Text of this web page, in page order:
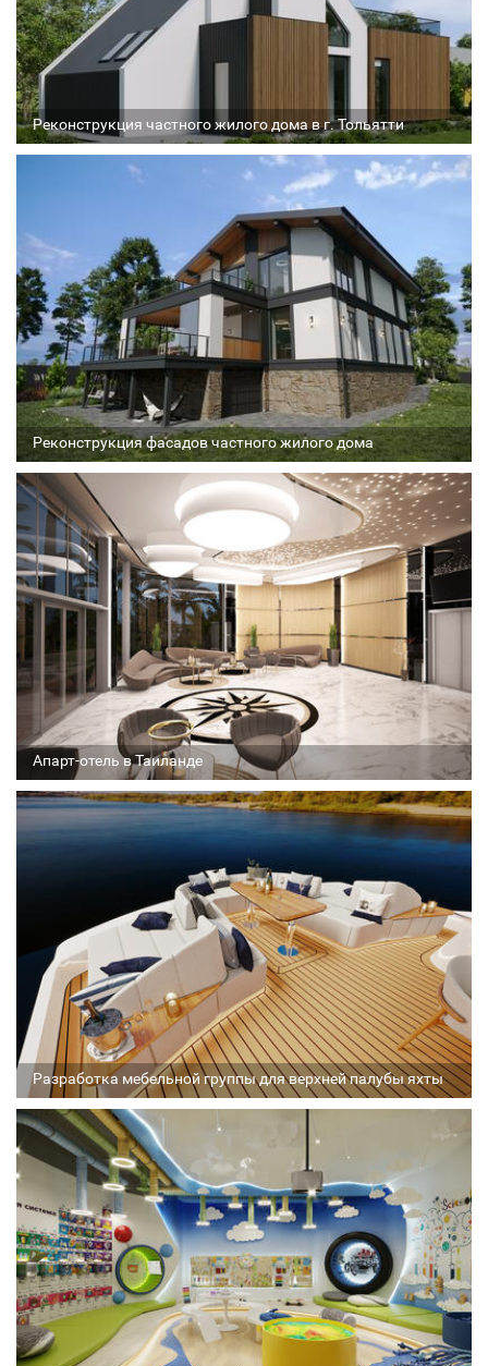
Реконструкция частного жилого дома в г. Тольятти
Реконструкция фасадов частного жилого дома
Стадия проекта
Апарт-отель в Таиланде
Архитектор
Соавтор
Стадия проекта
Разработка мебельной группы для верхней палубы яхты
Архитектор
Архитектор
Соавтор
Стадия проекта